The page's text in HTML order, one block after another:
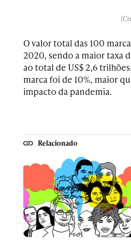
O valor total das 100
2020, sendo a maior taxa
ao total de US$ 2,6
marca foi de 10%, maior
impacto da pandemia.
Relacionado